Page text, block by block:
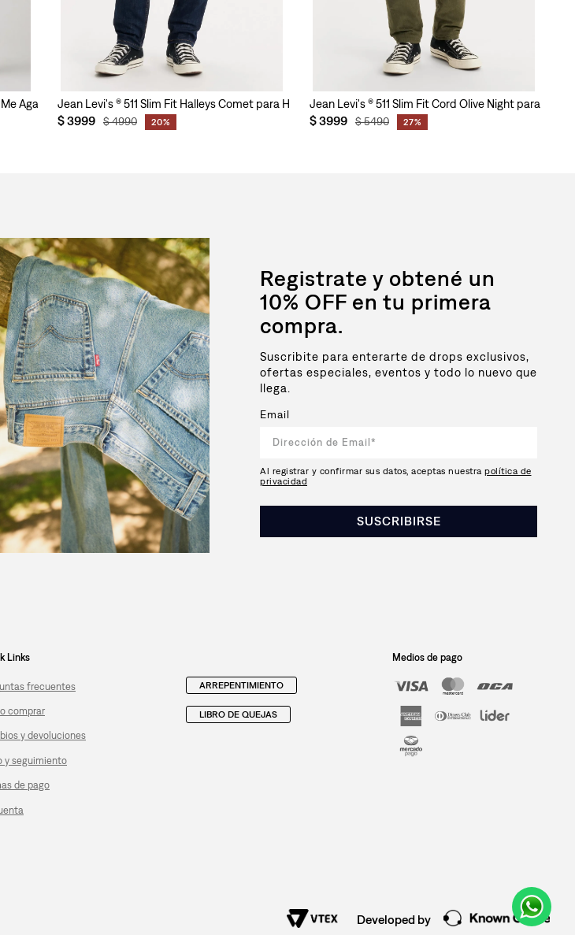
Again para Hombre
Jean Levi's ® 511 Slim Fit Halleys Comet para Hombre
$3999 $4990 20%
Jean Levi's ® 511 Slim Fit Cord Olive Night para
$3999 $5490 27%
Registrate y obtené un
10% OFF en tu primera
compra.
Suscribite para enterarte de drops exclusivos,
ofertas especiales, eventos y todo lo nuevo que
llega.
Email
Al registrar y confirmar sus datos, aceptas nuestra política de
privacidad
SUSCRIBIRSE
Links
frecuentes
comprar
y devoluciones
y seguimiento
de pago
ARREPENTIMIENTO
LIBRO DE QUEJAS
Medios de pago
Developed by